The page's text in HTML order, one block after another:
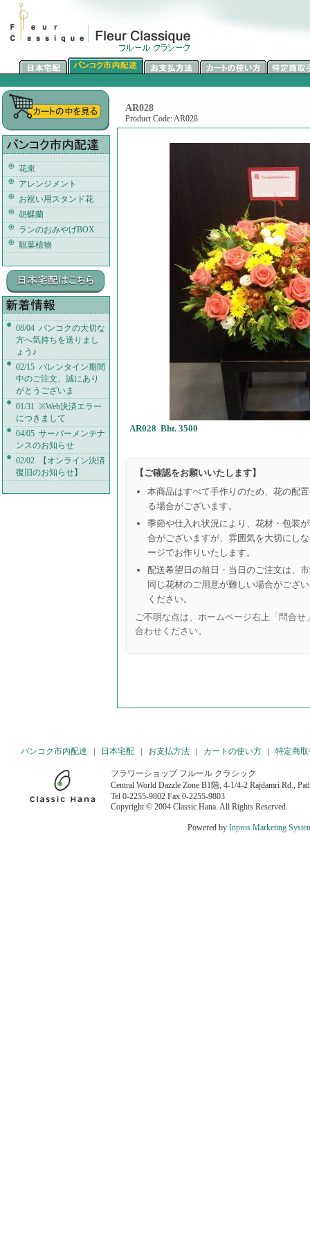
花束
アレンジメント
お祝い用スタンド花
胡蝶蘭
ランのおみやげBOX
観葉植物
08/04 バンコクの大切な
方へ気持ちを送りまし
ょう♪
02/15 バレンタイン期間
中のご注文、誠にあり
がとうございま
01/31 ※Web決済エラー
につきまして
04/05 サーバーメンテナ
ンスのお知らせ
02/02 【オンライン決済
復旧のお知らせ】
AR028
Product Code: AR028
AR028 Bht. 3500
【ご確認をお願いいたします】
本商品はすべて手作りのため、花の配
る場合がございます。
季節や仕入れ状況により、花材・包装
合がございますが、雰囲気を大切にし
ージでお作りいたします。
配送希望日の前日・当日のご注文は、
同じ花材のご用意が難しい場合がござ
ください。
ご不明な点は、ホームページ右上「問合せ
合わせください。
バンコク市内配達 日本宅配 お支払方法 カートの使い方 特定商
フラワーショップ フルール クラシック
Central World Dazzle Zone B1階, 4-1/4-2 Rajdamri Rd.,
Tel 0-2255-9802 Fax 0-2255-9803
Copyright © 2004 Classic Hana. All Rights Reserved
Powered by Inpros Marketing